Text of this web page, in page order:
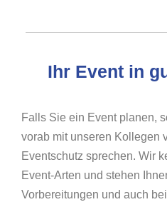
Ihr Event in
Falls Sie ein Event planen,
vorab mit unseren Kollegen
Eventschutz sprechen. Wir
Event-Arten und stehen
Vorbereitungen und auch